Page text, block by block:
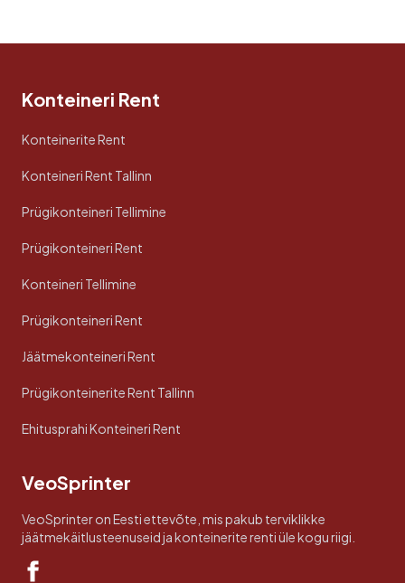
Konteineri Rent
Konteinerite Rent
Konteineri Rent Tallinn
Prügikonteineri Tellimine
Prügikonteineri Rent
Konteineri Tellimine
Prügikonteineri Rent
Jäätmekonteineri Rent
Prügikonteinerite Rent Tallinn
Ehitusprahi Konteineri Rent
VeoSprinter
VeoSprinter on Eesti ettevõte, mis pakub terviklikke
jäätmekäitlusteenuseid ja konteinerite renti üle kogu riigi.